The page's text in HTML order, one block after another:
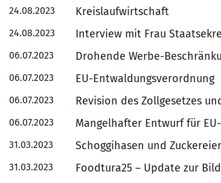
24.08.2023 Kreislaufwirtschaft
24.08.2023 Interview mit Frau
06.07.2023 Drohende Werbe-
06.07.2023 EU-Entwaldungsverordnung
06.07.2023 Revision des Zollgesetzes
06.07.2023 Mangelhafter Entwurf für
31.03.2023 Schoggihasen und Zuckereier
31.03.2023 Foodtura25 – Update zur